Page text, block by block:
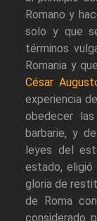
Romano y
solo y que
términos
Romania y
César
experiencia
obedecer
barbarie, y
leyes del
estado, eligió
gloria de
de Roma
considerado